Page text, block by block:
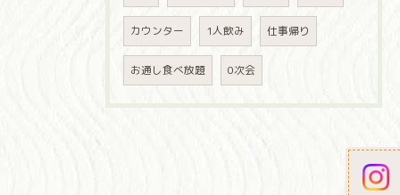
カウンター 1人飲み 仕事帰り
お通し食べ放題 0次会